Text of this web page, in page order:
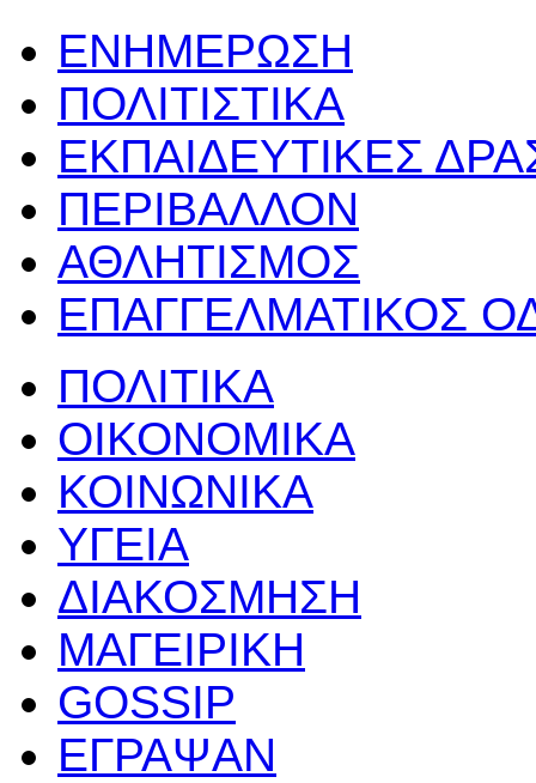
ΕΝΗΜΕΡΩΣΗ
ΠΟΛΙΤΙΣΤΙΚΑ
ΕΚΠΑΙΔΕΥΤΙΚΕΣ
ΠΕΡΙΒΑΛΛΟΝ
ΑΘΛΗΤΙΣΜΟΣ
ΕΠΑΓΓΕΛΜΑΤΙΚΟΣ
ΠΟΛΙΤΙΚΑ
ΟΙΚΟΝΟΜΙΚΑ
ΚΟΙΝΩΝΙΚΑ
ΥΓΕΙΑ
ΔΙΑΚΟΣΜΗΣΗ
ΜΑΓΕΙΡΙΚΗ
GOSSIP
ΕΓΡΑΨΑΝ